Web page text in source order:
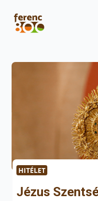
HITÉLET
Jézus